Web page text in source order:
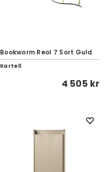
Bookworm Reol 7 Sort Guld
Kartell
4 505 kr